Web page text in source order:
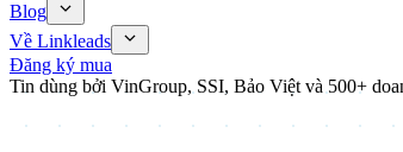
Blog
Về Linkleads
Đăng ký mua
Tin dùng bởi VinGroup, SSI, Bảo Việt và 500+